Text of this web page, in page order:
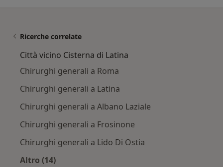
Ricerche correlate
Città vicino Cisterna di Latina
Chirurghi generali a Roma
Chirurghi generali a Latina
Chirurghi generali a Albano Laziale
Chirurghi generali a Frosinone
Chirurghi generali a Lido Di Ostia
Altro (14)